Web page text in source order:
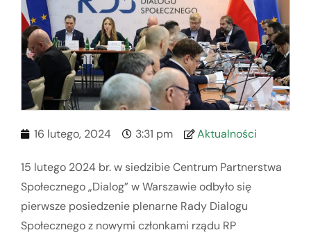
16 lutego, 2024 3:31 pm Aktualności
15 lutego 2024 br. w siedzibie Centrum Partnerstwa
Społecznego „Dialog” w Warszawie odbyło się
pierwsze posiedzenie plenarne Rady Dialogu
Społecznego z nowymi członkami rządu RP